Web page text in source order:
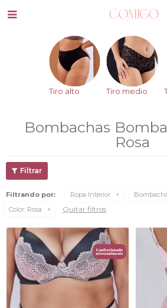

Tiro alto Tiro medio
Bombachas
Rosa
Filtrando por: Ropa Interior
Color: Rosa Quitar filtros